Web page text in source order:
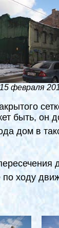
15 февраля
быть, он
дом в
по ходу